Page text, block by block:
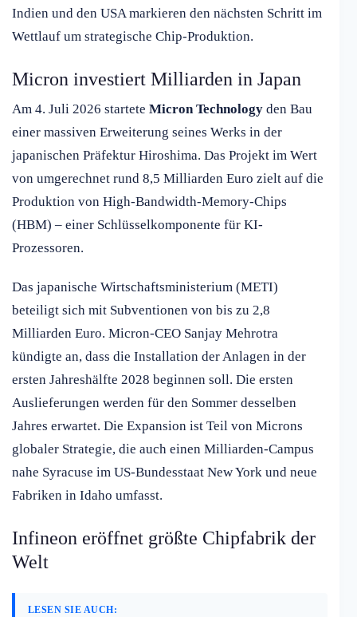
Indien und den USA markieren den nächsten Schritt im
Wettlauf um strategische Chip-Produktion.
Micron investiert Milliarden in Japan
Am 4. Juli 2026 startete Micron Technology den Bau
einer massiven Erweiterung seines Werks in der
japanischen Präfektur Hiroshima. Das Projekt im Wert
von umgerechnet rund 8,5 Milliarden Euro zielt auf die
Produktion von High-Bandwidth-Memory-Chips
(HBM) – einer Schlüsselkomponente für KI-
Prozessoren.
Das japanische Wirtschaftsministerium (METI)
beteiligt sich mit Subventionen von bis zu 2,8
Milliarden Euro. Micron-CEO Sanjay Mehrotra
kündigte an, dass die Installation der Anlagen in der
ersten Jahreshälfte 2028 beginnen soll. Die ersten
Auslieferungen werden für den Sommer desselben
Jahres erwartet. Die Expansion ist Teil von Microns
globaler Strategie, die auch einen Milliarden-Campus
nahe Syracuse im US-Bundesstaat New York und neue
Fabriken in Idaho umfasst.
Infineon eröffnet größte Chipfabrik der
Welt
LESEN SIE AUCH: